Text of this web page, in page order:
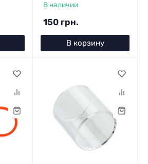
В наличии
150 грн.
В корзину